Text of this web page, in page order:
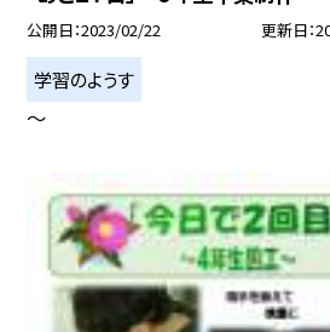
公開日 2023/02/22 更新日
学習のようす
〜